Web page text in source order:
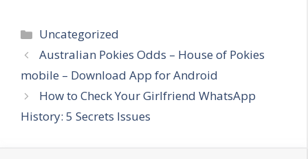
Categories
Uncategorized
Australian Pokies Odds – House of Pokies
mobile – Download App for Android
How to Check Your Girlfriend WhatsApp
History: 5 Secrets Issues